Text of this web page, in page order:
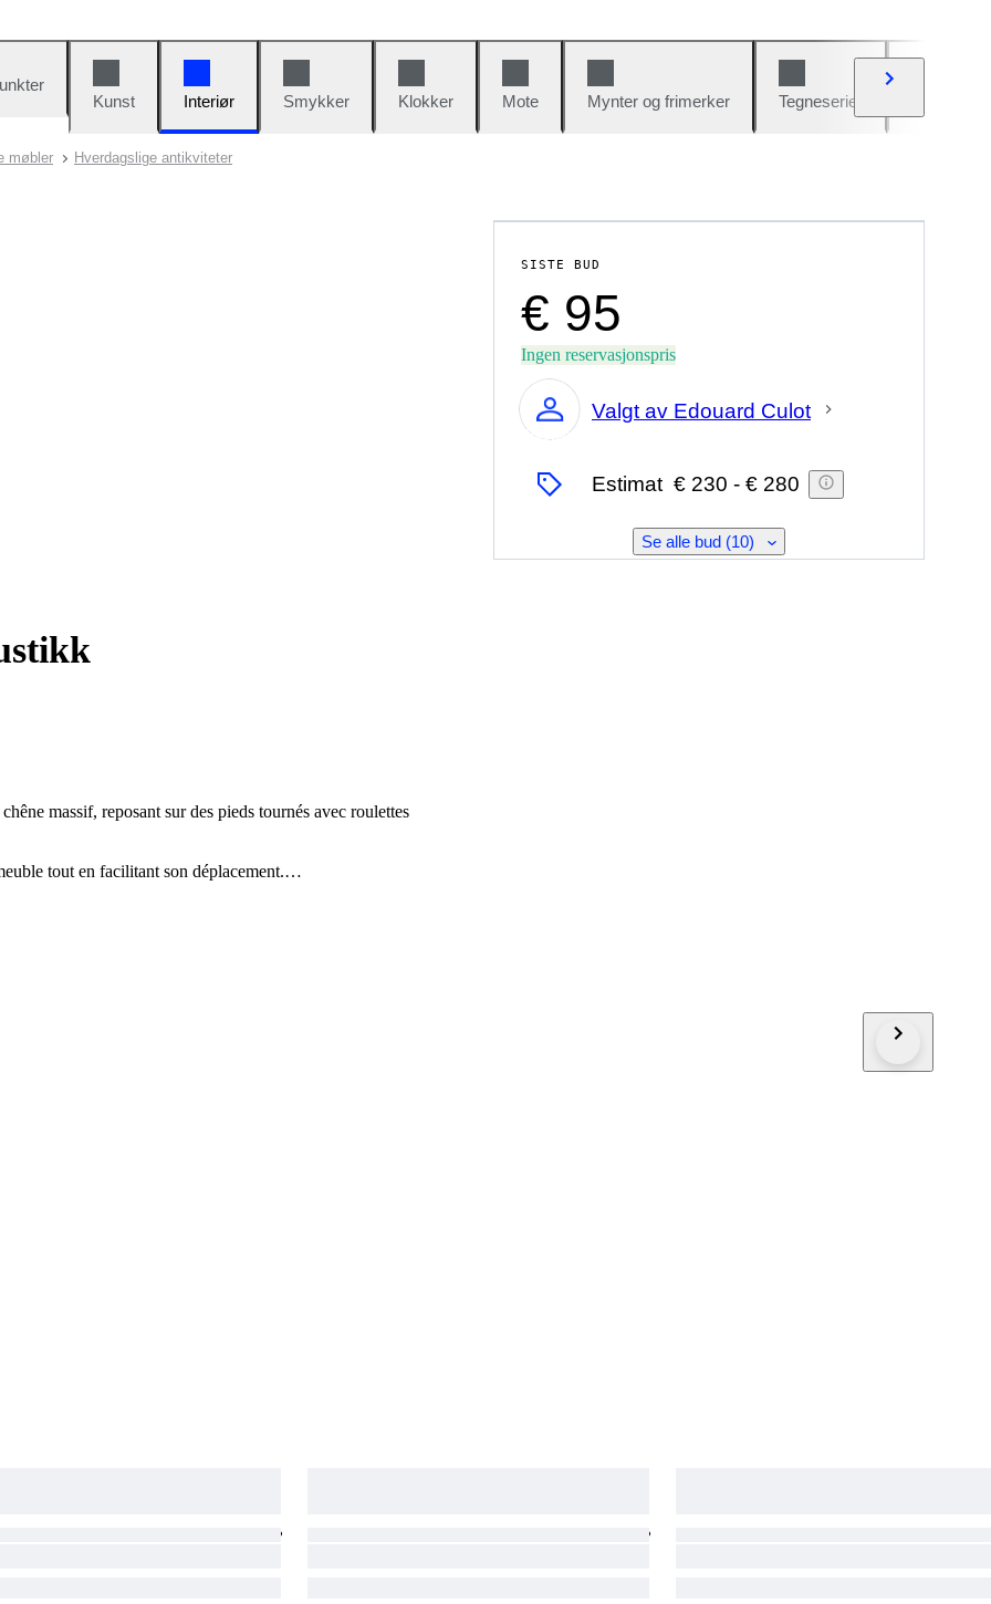
Kunst
Interiør Smykker Klokker Mote Mynter og frimerker Tegneserier
møbler Hverdagslige antikviteter
massif, reposant sur des pieds tournés avec roulettes
tout en facilitant son déplacement.
à la fois sécurité et charme d’époque. Elles sont montées
fonctionnelles, témoignant d’un beau savoir-faire.
dont une étagère façonnée apportant une touche décorative
est habillé d’un papier décoratif vintage, soulignant le
SISTE BUD
€ 95
Ingen reservasjonspris
Ekspert
Valgt av Edouard Culot
Estimat € 230 - € 280
Se alle bud (10)